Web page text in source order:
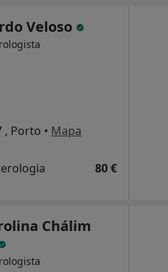
Veloso
, Porto • Mapa
80 €
Chálim